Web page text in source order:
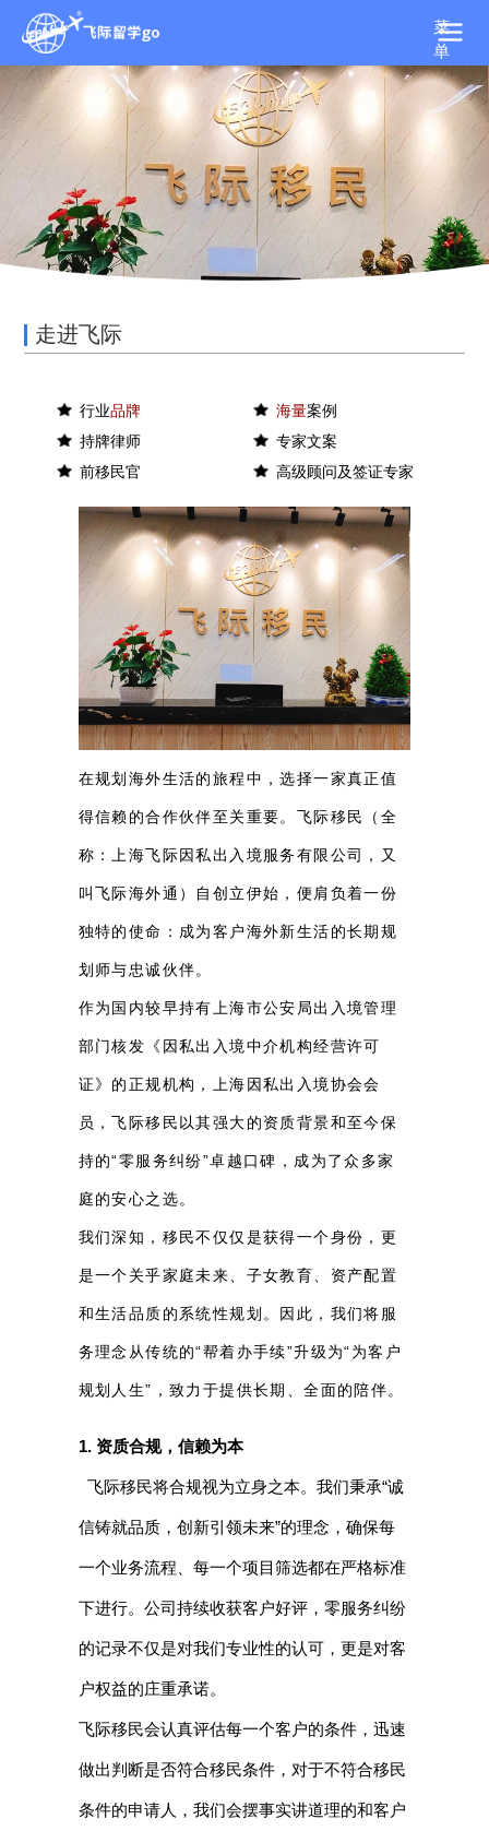
菜
单
走进飞际
行业品牌 海量案例
持牌律师
专家文案
前移民官
高级顾问及签证专家
在规划海外生活的旅程中，选择一家真正值
得信赖的合作伙伴至关重要。飞际移民（全
称：上海飞际因私出入境服务有限公司，又
叫飞际海外通）自创立伊始，便肩负着一份
独特的使命：成为客户海外新生活的长期规
划师与忠诚伙伴。
作为国内较早持有上海市公安局出入境管理
部门核发《因私出入境中介机构经营许可
证》的正规机构，上海因私出入境协会会
员，飞际移民以其强大的资质背景和至今保
持的“零服务纠纷”卓越口碑，成为了众多家
庭的安心之选。
我们深知，移民不仅仅是获得一个身份，更
是一个关乎家庭未来、子女教育、资产配置
和生活品质的系统性规划。因此，我们将服
务理念从传统的“帮着办手续”升级为“为客户
规划人生”，致力于提供长期、全面的陪伴。
1. 资质合规，信赖为本
飞际移民将合规视为立身之本。我们秉承“诚
信铸就品质，创新引领未来”的理念，确保每
一个业务流程、每一个项目筛选都在严格标准
下进行。公司持续收获客户好评，零服务纠纷
的记录不仅是对我们专业性的认可，更是对客
户权益的庄重承诺。
飞际移民会认真评估每一个客户的条件，迅速
做出判断是否符合移民条件，对于不符合移民
条件的申请人，我们会摆事实讲道理的和客户